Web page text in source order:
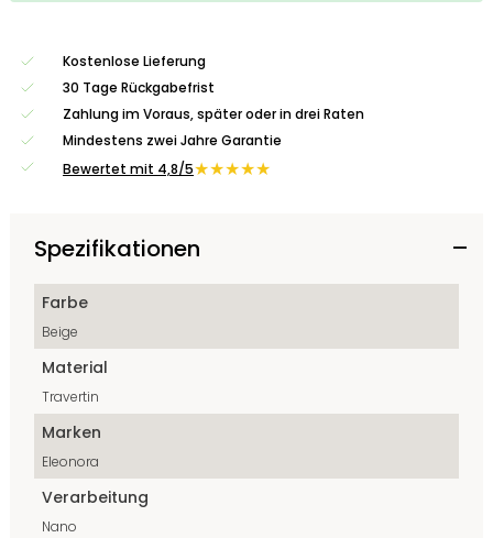
Kostenlose Lieferung
30 Tage Rückgabefrist
Zahlung im Voraus, später oder in drei Raten
Mindestens zwei Jahre Garantie
Bewertet mit 4,8/5★★★★★
Spezifikationen
Farbe
Beige
Material
Travertin
Marken
Eleonora
Verarbeitung
Nano